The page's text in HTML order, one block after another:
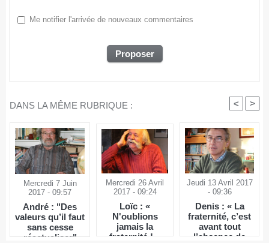
Me notifier l'arrivée de nouveaux commentaires
DANS LA MÊME RUBRIQUE : < >
Mercredi 7 Juin
2017 - 09:57
André : "Des
valeurs qu’il faut
sans cesse
réactualiser"
Mercredi 26 Avril
2017 - 09:24
Loïc : «
N'oublions
jamais la
fraternité ! »
Jeudi 13 Avril 2017
- 09:36
Denis : « La
fraternité, c’est
avant tout
l’absence de